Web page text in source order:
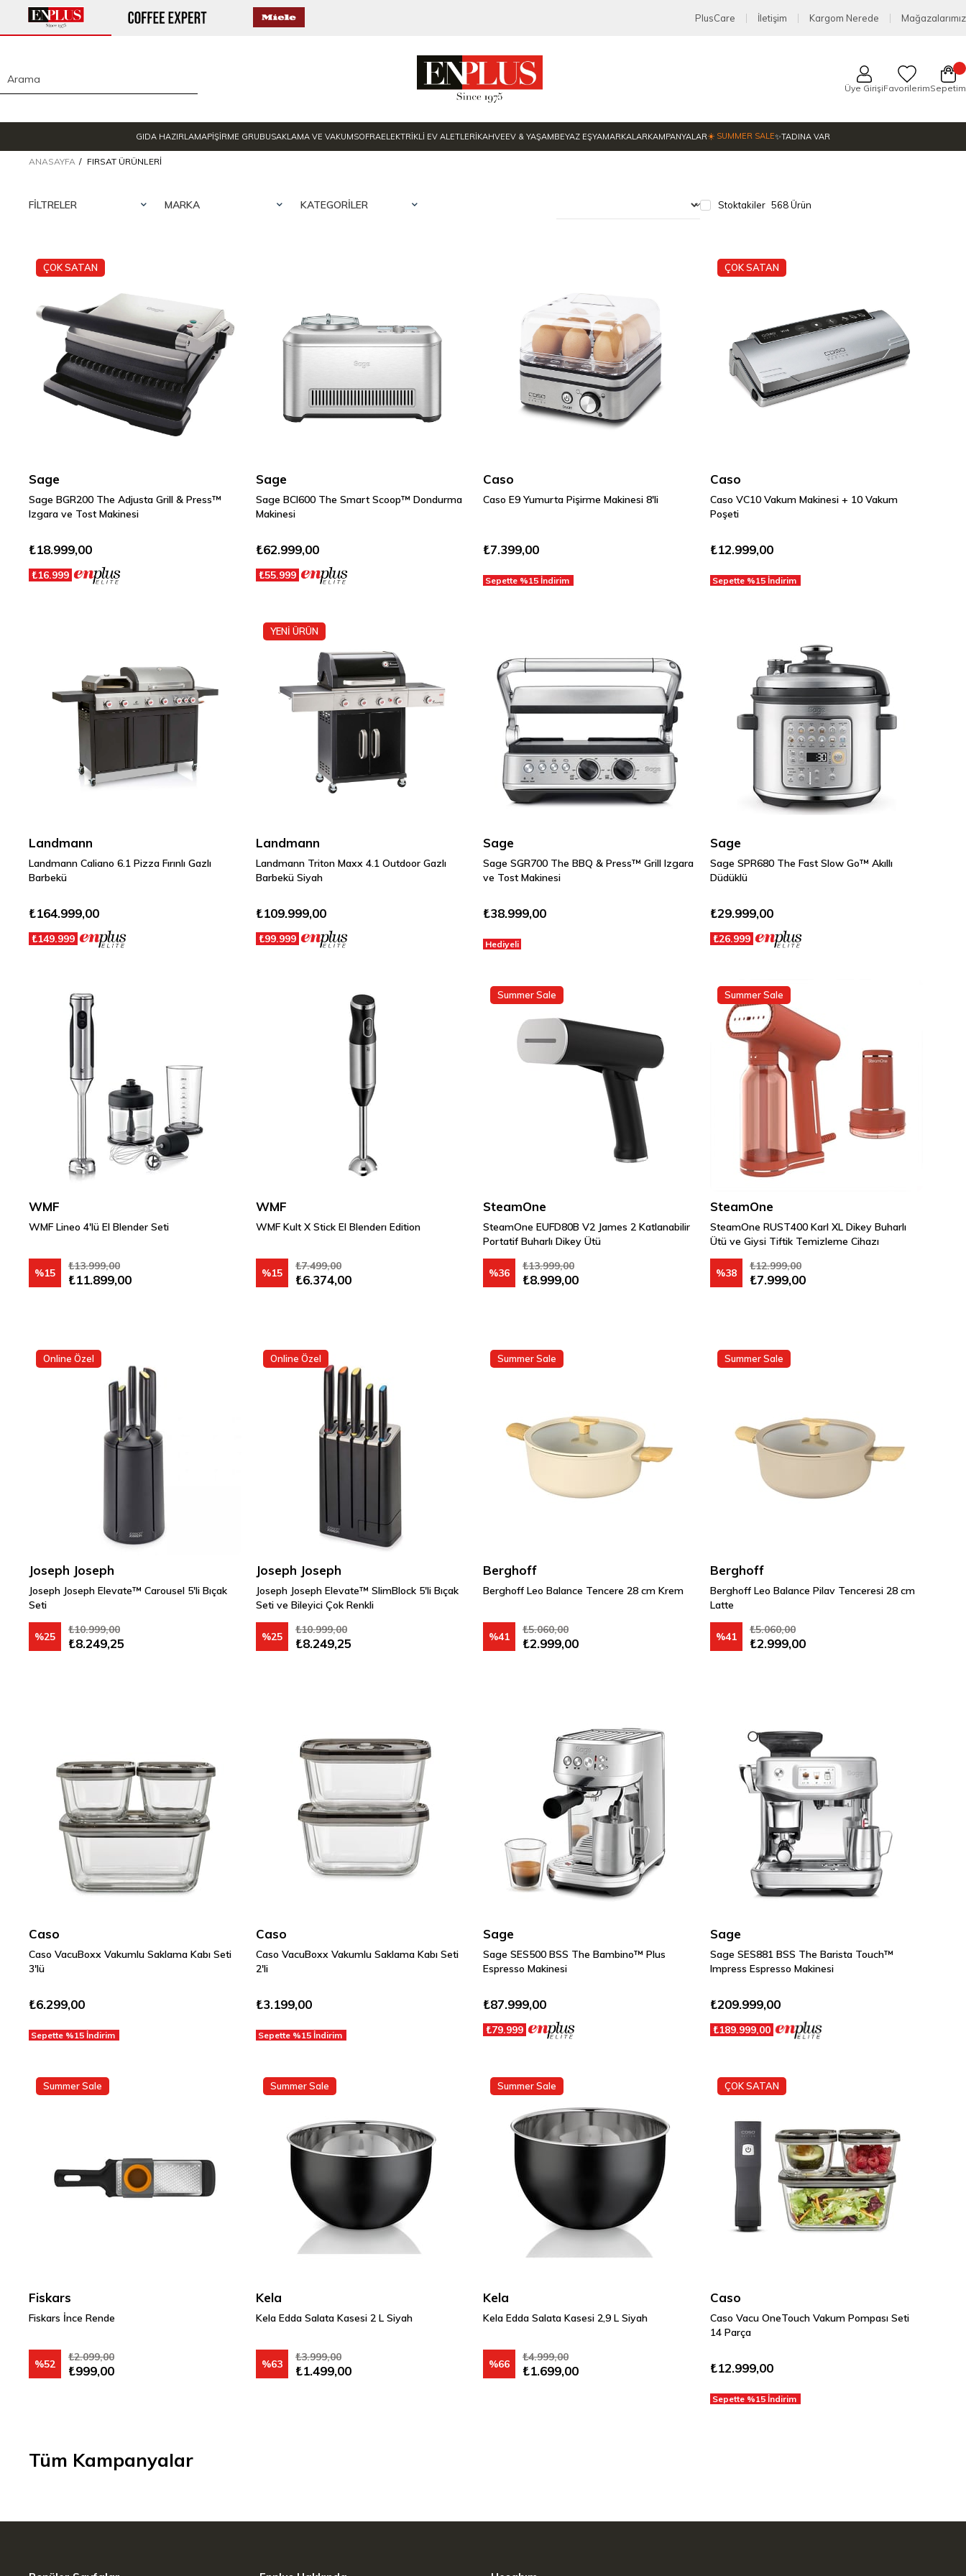
PlusCare İletişim Kargom Nerede Mağazalarımız
Üye GirişiFavorilerimSepetim
GIDA HAZIRLAMAPİŞİRME GRUBUSAKLAMA VE VAKUMSOFRAELEKTRİKLİ EV ALETLERİKAHVEEV & YAŞAMBEYAZ EŞYAMARKALARKAMPANYALAR☀️ SUMMER SALE✨TADINA VAR
ANASAYFA FIRSAT ÜRÜNLERI
FILTRELER MARKA KATEGORILER Stoktakiler 568 Ürün
Sage
Sage BGR200 The Adjusta Grill & Press™
Izgara ve Tost Makinesi
₺18.999,00
ÇOK SATAN
₺16.999
Sage
Sage BCI600 The Smart Scoop™ Dondurma
Makinesi
₺62.999,00
₺55.999
Caso
Caso E9 Yumurta Pişirme Makinesi 8'li
₺7.399,00
Sepette %15 İndirim
Caso
Caso VC10 Vakum Makinesi + 10 Vakum
Poşeti
₺12.999,00
ÇOK SATAN
Sepette %15 İndirim
Landmann
Landmann Caliano 6.1 Pizza Fırınlı Gazlı
Barbekü
₺164.999,00
₺149.999
Landmann
Landmann Triton Maxx 4.1 Outdoor Gazlı
Barbekü Siyah
₺109.999,00
YENİ ÜRÜN
₺99.999
Sage
Sage SGR700 The BBQ & Press™ Grill Izgara
ve Tost Makinesi
₺38.999,00
Hediyeli
Sage
Sage SPR680 The Fast Slow Go™ Akıllı
Düdüklü
₺29.999,00
₺26.999
WMF
WMF Lineo 4'lü El Blender Seti
₺11.899,00
₺13.999,00
%15
WMF
WMF Kult X Stick El Blenderı Edition
₺6.374,00
₺7.499,00
%15
SteamOne
SteamOne EUFD80B V2 James 2 Katlanabilir
Portatif Buharlı Dikey Ütü
₺8.999,00
₺13.999,00
%36
Summer Sale
SteamOne
SteamOne RUST400 Karl XL Dikey Buharlı
Ütü ve Giysi Tiftik Temizleme Cihazı
₺7.999,00
₺12.999,00
%38
Summer Sale
Joseph Joseph
Joseph Joseph Elevate™ Carousel 5'li Bıçak
Seti
₺8.249,25
₺10.999,00
%25
Online Özel
Joseph Joseph
Joseph Joseph Elevate™ SlimBlock 5'li Bıçak
Seti ve Bileyici Çok Renkli
₺8.249,25
₺10.999,00
%25
Online Özel
Berghoff
Berghoff Leo Balance Tencere 28 cm Krem
₺2.999,00
₺5.060,00
%41
Summer Sale
Berghoff
Berghoff Leo Balance Pilav Tenceresi 28 cm
Latte
₺2.999,00
₺5.060,00
%41
Summer Sale
Caso
Caso VacuBoxx Vakumlu Saklama Kabı Seti
3'lü
₺6.299,00
Sepette %15 İndirim
Caso
Caso VacuBoxx Vakumlu Saklama Kabı Seti
2'li
₺3.199,00
Sepette %15 İndirim
Sage
Sage SES500 BSS The Bambino™ Plus
Espresso Makinesi
₺87.999,00
₺79.999
Sage
Sage SES881 BSS The Barista Touch™
Impress Espresso Makinesi
₺209.999,00
₺189.999,00
Fiskars
Fiskars İnce Rende
₺999,00
₺2.099,00
%52
Summer Sale
Kela
Kela Edda Salata Kasesi 2 L Siyah
₺1.499,00
₺3.999,00
%63
Summer Sale
Kela
Kela Edda Salata Kasesi 2,9 L Siyah
₺1.699,00
₺4.999,00
%66
Summer Sale
Caso
Caso Vacu OneTouch Vakum Pompası Seti
14 Parça
₺12.999,00
ÇOK SATAN
Sepette %15 İndirim
Tüm Kampanyalar